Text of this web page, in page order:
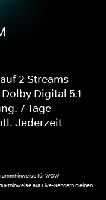
2 Streams
Digital 5.1
7 Tage
Jederzeit
für WOW
auf Live-Sendern bleiben